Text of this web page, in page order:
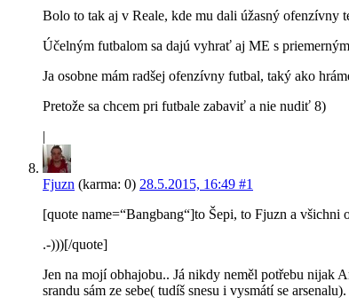
Bolo to tak aj v Reale, kde mu dali úžasný ofenzívny
Účelným futbalom sa dajú vyhrať aj ME s
Ja osobne mám radšej ofenzívny futbal, taký ako
Pretože sa chcem pri futbale zabaviť a nie nudiť 8)
|
Fjuzn (karma: 0) 28.5.2015, 16:49 #1
[quote name=“Bangbang“]to Šepi, to Fjuzn a všichni
.-)))[/quote]
Jen na mojí obhajobu.. Já nikdy neměl potřebu nijak
srandu sám ze sebe( tudíš snesu i vysmátí se